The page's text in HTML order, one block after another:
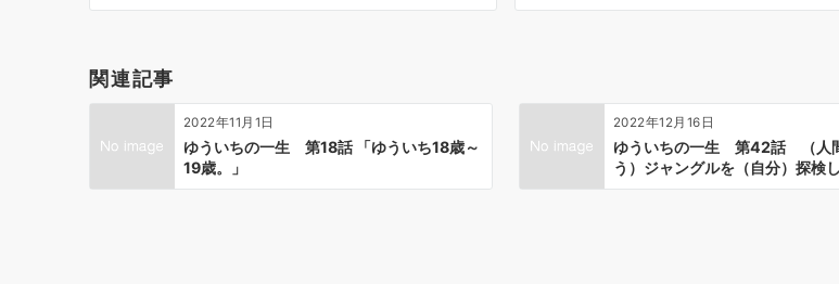
シ
ン
関連記事
2022年11月1日
ゆういちの一生 第18話 「ゆういち18歳～
19歳。」
2022年12月16日
ゆういちの一生 第42話 （人
う）ジャングルを（自分）探検